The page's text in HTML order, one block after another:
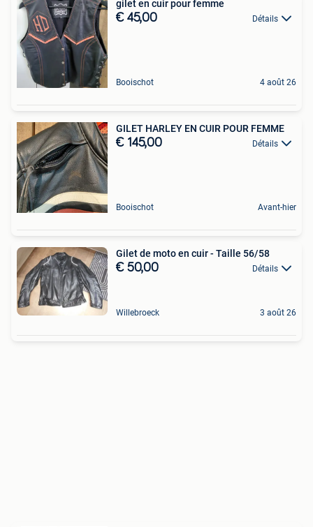
gilet en cuir pour femme
€ 45,00 Détails
Booischot 4 août 26
GILET HARLEY EN CUIR POUR FEMME
€ 145,00 Détails
Booischot Avant-hier
Gilet de moto en cuir - Taille 56/58
€ 50,00 Détails
Willebroeck 3 août 26